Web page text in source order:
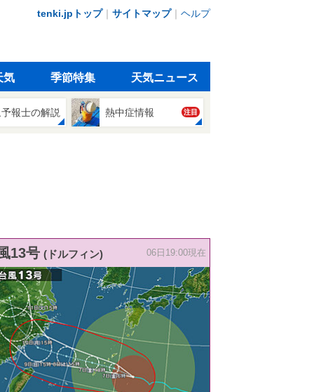
tenki.jpトップ｜ サイトマップ｜ ヘルプ
気 季節特集 天気ニュース
報士の解説 熱中症情報 注目
13号 (ドルフィン) 06日19:00現在